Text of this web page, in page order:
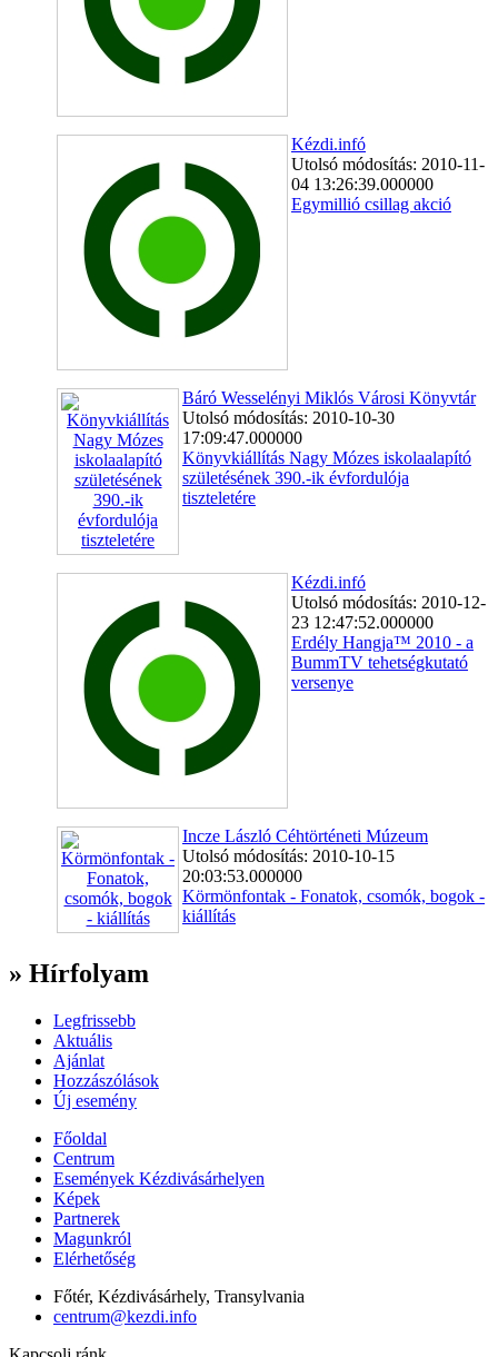
Kézdi.infó
Utolsó módosítás: 2010-11-
04 13:26:39.000000
Egymillió csillag akció
Báró Wesselényi Miklós Városi Könyvtár
Utolsó módosítás: 2010-10-30
17:09:47.000000
Könyvkiállítás Nagy Mózes iskolaalapító
születésének 390.-ik évfordulója
tiszteletére
Kézdi.infó
Utolsó módosítás: 2010-12-
23 12:47:52.000000
Erdély Hangja™ 2010 - a
BummTV tehetségkutató
versenye
Incze László Céhtörténeti Múzeum
Utolsó módosítás: 2010-10-15
20:03:53.000000
Körmönfontak - Fonatok, csomók, bogok -
kiállítás
» Hírfolyam
Legfrissebb
Aktuális
Ajánlat
Hozzászólások
Új esemény
Főoldal
Centrum
Események Kézdivásárhelyen
Képek
Partnerek
Magunkról
Elérhetőség
Főtér, Kézdivásárhely, Transylvania
centrum@kezdi.info